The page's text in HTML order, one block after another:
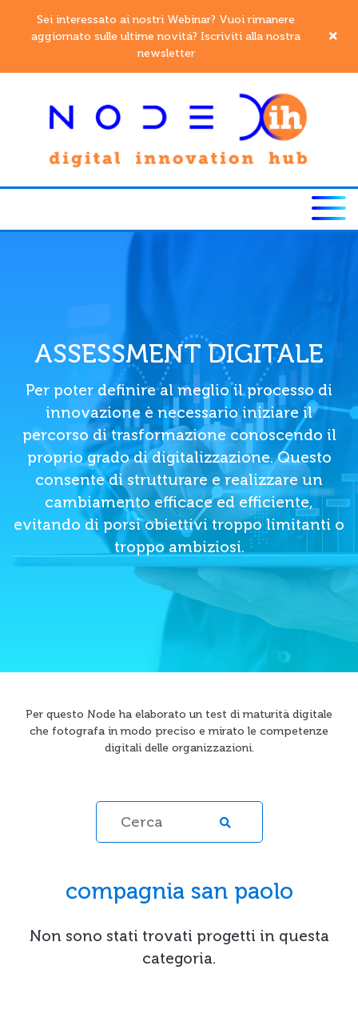
Sei interessato ai nostri Webinar? Vuoi rimanere
aggiornato sulle ultime novitá? Iscriviti alla nostra
newsletter
ASSESSMENT DIGITALE
Per poter definire al meglio il processo di
innovazione è necessario iniziare il
percorso di trasformazione conoscendo il
proprio grado di digitalizzazione. Questo
consente di strutturare e realizzare un
cambiamento efficace ed efficiente,
evitando di porsi obiettivi troppo limitanti o
troppo ambiziosi.
Per questo Node ha elaborato un test di maturità digitale
che fotografa in modo preciso e mirato le competenze
digitali delle organizzazioni.
compagnia san paolo
Non sono stati trovati progetti in questa
categoria.